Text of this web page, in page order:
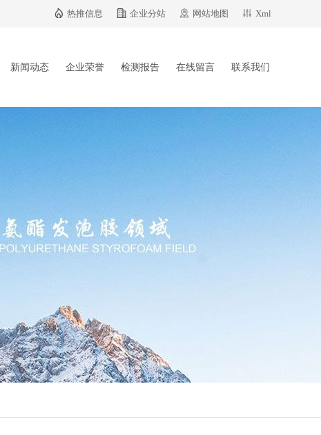
Xml
网站地图
企业分站
热推信息
新闻动态 企业荣誉 检测报告 在线留言 联系我们